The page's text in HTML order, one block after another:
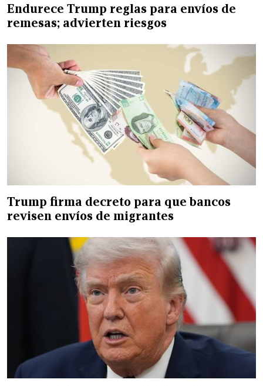
Endurece Trump reglas para envíos de
remesas; advierten riesgos
Trump firma decreto para que bancos
revisen envíos de migrantes